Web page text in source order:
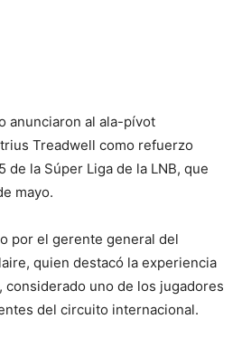
anunciaron al ala-pívot
Treadwell como refuerzo
de la Súper Liga de la LNB, que
mayo.
por el gerente general del
quien destacó la experiencia
considerado uno de los jugadores
del circuito internacional.